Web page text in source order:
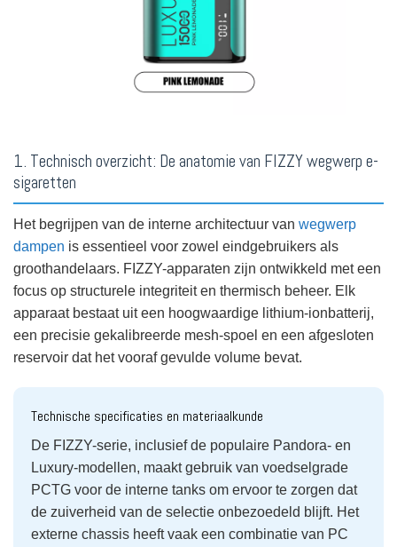
1. Technisch overzicht: De anatomie van FIZZY wegwerp e-
sigaretten
Het begrijpen van de interne architectuur van wegwerp
dampen is essentieel voor zowel eindgebruikers als
groothandelaars. FIZZY-apparaten zijn ontwikkeld met een
focus op structurele integriteit en thermisch beheer. Elk
apparaat bestaat uit een hoogwaardige lithium-ionbatterij,
een precisie gekalibreerde mesh-spoel en een afgesloten
reservoir dat het vooraf gevulde volume bevat.
Technische specificaties en materiaalkunde
De FIZZY-serie, inclusief de populaire Pandora- en
Luxury-modellen, maakt gebruik van voedselgrade
PCTG voor de interne tanks om ervoor te zorgen dat
de zuiverheid van de selectie onbezoedeld blijft. Het
externe chassis heeft vaak een combinatie van PC